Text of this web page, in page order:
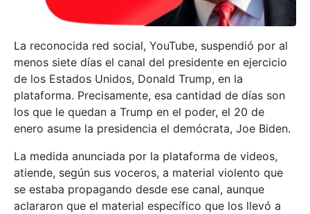
La reconocida red social, YouTube, suspendió por al
menos siete días el canal del presidente en ejercicio
de los Estados Unidos, Donald Trump, en la
plataforma. Precisamente, esa cantidad de días son
los que le quedan a Trump en el poder, el 20 de
enero asume la presidencia el demócrata, Joe Biden.
La medida anunciada por la plataforma de videos,
atiende, según sus voceros, a material violento que
se estaba propagando desde ese canal, aunque
aclararon que el material específico que los llevó a